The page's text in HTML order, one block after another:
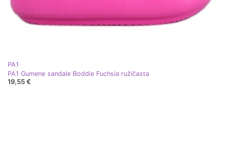
PA1
PA1 Gumene sandale Boddie Fuchsia ružičasta
19,55 €